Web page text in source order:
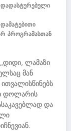
დადასტურებული
პროგრამასთან
ლამაზი
მან
დოლარის
და